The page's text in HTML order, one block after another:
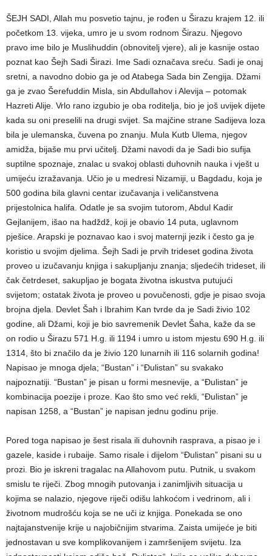
ŠEJH SADI, Allah mu posvetio tajnu, je rođen u Širazu krajem 12. ili
početkom 13. vijeka, umro je u svom rodnom Širazu. Njegovo
pravo ime bilo je Muslihuddin (obnovitelj vjere), ali je kasnije ostao
poznat kao Šejh Sadi Širazi. Ime Sadi označava sreću. Sadi je onaj
sretni, a navodno dobio ga je od Atabega Sada bin Zengija. Džami
ga je zvao Šerefuddin Misla, sin Abdullahov i Alevija – potomak
Hazreti Alije. Vrlo rano izgubio je oba roditelja, bio je još uvijek dijete
kada su oni preselili na drugi svijet. Sa majčine strane Sadijeva loza
bila je ulemanska, čuvena po znanju. Mula Kutb Ulema, njegov
amidža, bijaše mu prvi učitelj. Džami navodi da je Sadi bio sufija
suptilne spoznaje, znalac u svakoj oblasti duhovnih nauka i vješt u
umijeću izražavanja. Učio je u medresi Nizamiji, u Bagdadu, koja je
500 godina bila glavni centar izučavanja i veličanstvena
prijestolnica halifa. Odatle je sa svojim tutorom, Abdul Kadir
Gejlanijem, išao na hadždž, koji je obavio 14 puta, uglavnom
pješice. Arapski je poznavao kao i svoj maternji jezik i često ga je
koristio u svojim djelima. Šejh Sadi je prvih trideset godina života
proveo u izučavanju knjiga i sakupljanju znanja; sljedećih trideset, ili
čak četrdeset, sakupljao je bogata životna iskustva putujući
svijetom; ostatak života je proveo u povučenosti, gdje je pisao svoja
brojna djela. Devlet Šah i Ibrahim Kan tvrde da je Sadi živio 102
godine, ali Džami, koji je bio savremenik Devlet Šaha, kaže da se
on rodio u Širazu 571 H.g. ili 1194 i umro u istom mjestu 690 H.g. ili
1314, što bi značilo da je živio 120 lunarnih ili 116 solarnih godina!
Napisao je mnoga djela; “Bustan” i “Đulistan” su svakako
najpoznatiji. “Bustan” je pisan u formi mesnevije, a “Đulistan” je
kombinacija poezije i proze. Kao što smo već rekli, “Đulistan” je
napisan 1258, a “Bustan” je napisan jednu godinu prije.
Pored toga napisao je šest risala ili duhovnih rasprava, a pisao je i
gazele, kaside i rubaije. Samo risale i dijelom “Đulistan” pisani su u
prozi. Bio je iskreni tragalac na Allahovom putu. Putnik, u svakom
smislu te riječi. Zbog mnogih putovanja i zanimljivih situacija u
kojima se nalazio, njegove riječi odišu lahkoćom i vedrinom, ali i
životnom mudrošću koja se ne uči iz knjiga. Ponekada se ono
najtajanstvenije krije u najobičnijim stvarima. Zaista umijeće je biti
jednostavan u sve komplikovanijem i zamršenijem svijetu. Iza